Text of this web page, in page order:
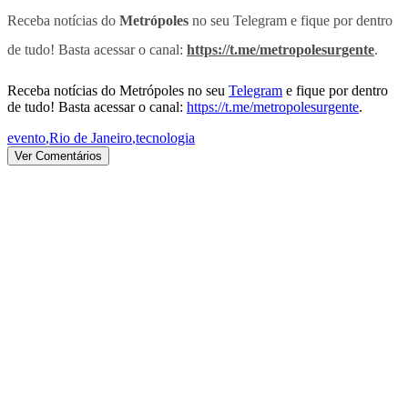
Receba notícias do Metrópoles no seu Telegram e fique por dentro
de tudo! Basta acessar o canal: https://t.me/metropolesurgente.
Receba notícias do Metrópoles no seu Telegram e fique por dentro
de tudo! Basta acessar o canal: https://t.me/metropolesurgente.
evento,Rio de Janeiro,tecnologia
Ver Comentários